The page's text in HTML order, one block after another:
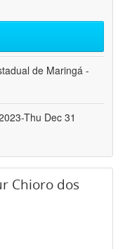
de Maringá -
Thu Dec 31
Chioro dos